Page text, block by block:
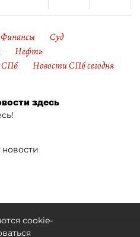
Финансы
Суд
Нефть
СПб Новости СПб сегодня
здесь
cookie-